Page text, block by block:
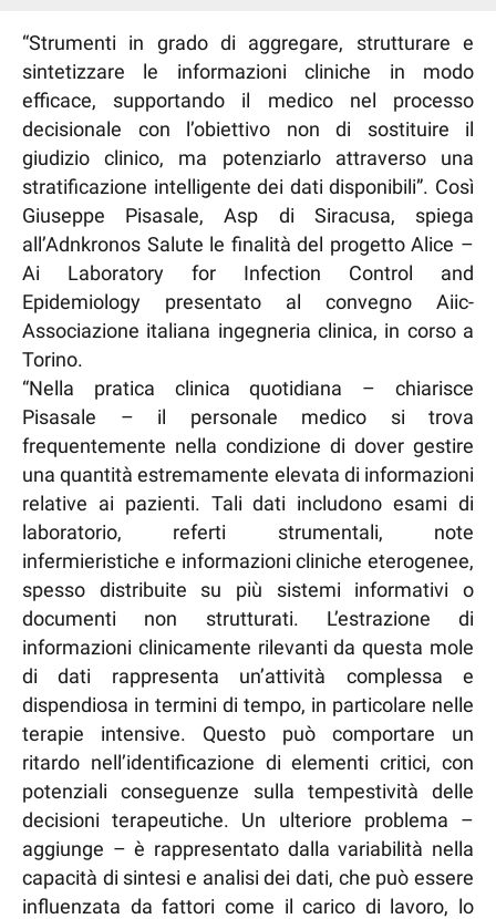
“Strumenti in grado di aggregare, strutturare e
sintetizzare le informazioni cliniche in modo
efficace, supportando il medico nel processo
decisionale con l’obiettivo non di sostituire il
giudizio clinico, ma potenziarlo attraverso una
stratificazione intelligente dei dati disponibili”. Così
Giuseppe Pisasale, Asp di Siracusa, spiega
all’Adnkronos Salute le finalità del progetto Alice –
Ai Laboratory for Infection Control and
Epidemiology presentato al convegno Aiic-
Associazione italiana ingegneria clinica, in corso a
Torino.
“Nella pratica clinica quotidiana – chiarisce
Pisasale – il personale medico si trova
frequentemente nella condizione di dover gestire
una quantità estremamente elevata di informazioni
relative ai pazienti. Tali dati includono esami di
laboratorio, referti strumentali, note
infermieristiche e informazioni cliniche eterogenee,
spesso distribuite su più sistemi informativi o
documenti non strutturati. L’estrazione di
informazioni clinicamente rilevanti da questa mole
di dati rappresenta un’attività complessa e
dispendiosa in termini di tempo, in particolare nelle
terapie intensive. Questo può comportare un
ritardo nell’identificazione di elementi critici, con
potenziali conseguenze sulla tempestività delle
decisioni terapeutiche. Un ulteriore problema –
aggiunge – è rappresentato dalla variabilità nella
capacità di sintesi e analisi dei dati, che può essere
influenzata da fattori come il carico di lavoro, lo